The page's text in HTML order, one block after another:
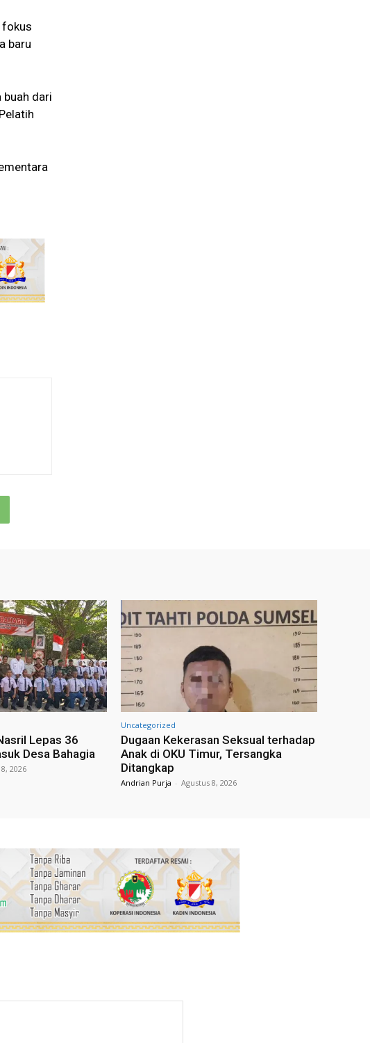
fokus
baru
buah dari
Lepas 36
Desa Bahagia
2026
Uncategorized
Dugaan Kekerasan Seksual terhadap
Anak di OKU Timur, Tersangka
Ditangkap
Andrian Purja - Agustus 8, 2026